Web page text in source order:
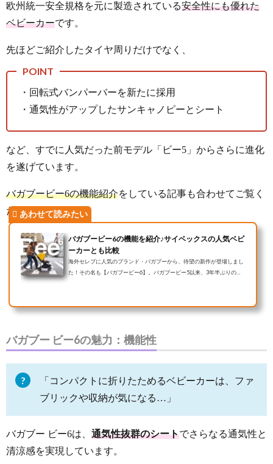
欧州統一安全規格を元に製造されている安全性にも優れた
ベビーカーです。
先ほどご紹介したタイヤ周りだけでなく、
・回転式バンパーバーを新たに採用
・通気性がアップしたサンキャノピーとシート
など、すでに人気だった前モデル「ビー5」からさらに進化
を遂げています。
バガブービー6の機能紹介をしている記事も合わせてご覧く
ださいね♪
バガブービー6の機能を紹介♪サイベックスの人気ベビ
ーカーとも比較
海外セレブに人気のブランド・バガブーから、待望の新作が登場しまし
た！その名も【バガブービー6】。バガブービー5以来、3年半ぶりの新
せてご覧ください！バガブービー6ってどんなベビーカー？ この投稿をI
ランドで、1999年の創業以来数々...
バガブー ビー6の魅力：機能性
「コンパクトに折りたためるベビーカーは、ファ
ブリックや収納が気になる…」
バガブー ビー6は、 通気性抜群のシートでさらなる通気性と
清涼感を実現しています。